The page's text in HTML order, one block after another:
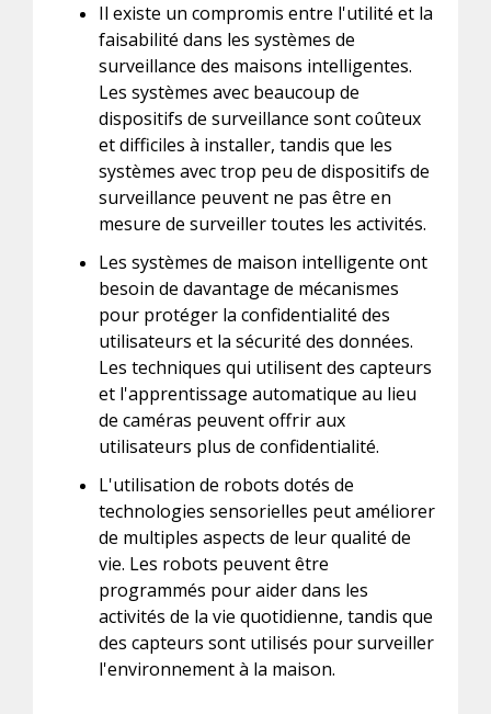
Il existe un compromis entre l'utilité et la
faisabilité dans les systèmes de
surveillance des maisons intelligentes.
Les systèmes avec beaucoup de
dispositifs de surveillance sont coûteux
et difficiles à installer, tandis que les
systèmes avec trop peu de dispositifs de
surveillance peuvent ne pas être en
mesure de surveiller toutes les activités.
Les systèmes de maison intelligente ont
besoin de davantage de mécanismes
pour protéger la confidentialité des
utilisateurs et la sécurité des données.
Les techniques qui utilisent des capteurs
et l'apprentissage automatique au lieu
de caméras peuvent offrir aux
utilisateurs plus de confidentialité.
L'utilisation de robots dotés de
technologies sensorielles peut améliorer
de multiples aspects de leur qualité de
vie. Les robots peuvent être
programmés pour aider dans les
activités de la vie quotidienne, tandis que
des capteurs sont utilisés pour surveiller
l'environnement à la maison.